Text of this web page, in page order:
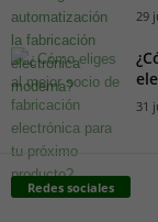
29
31
Redes sociales